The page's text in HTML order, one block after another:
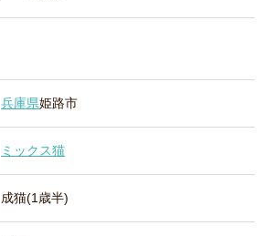
兵庫県姫路市
ミックス猫
成猫(1歳半)